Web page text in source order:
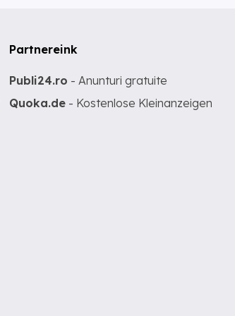
Partnereink
Publi24.ro - Anunturi gratuite
Quoka.de - Kostenlose Kleinanzeigen